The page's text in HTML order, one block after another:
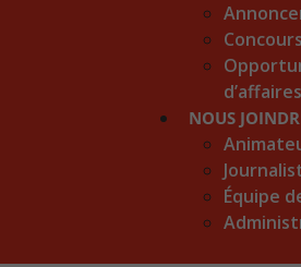
Concours
d’affaires
NOUS
Équipe